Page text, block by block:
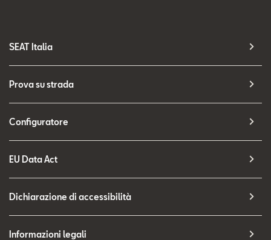
SEAT Italia
Prova su strada
Configuratore
EU Data Act
Dichiarazione di accessibilità
Informazioni legali